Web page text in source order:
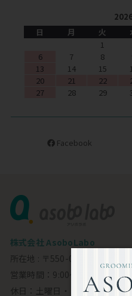
日
月 火
1
6
7 8
13
14 15
20
21 22
27
28 29
Facebook
株式会社 AsoboLabo
所在地 : 〒550-0002 大阪市西
営業時間：9:00～18:00
休日：土曜日・日曜日・祝日